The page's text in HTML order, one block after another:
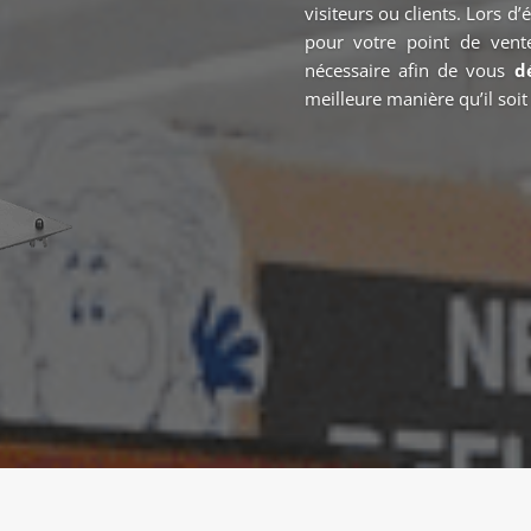
visiteurs ou clients. Lors
pour votre point de
nécessaire afin de vous
meilleure manière qu’il